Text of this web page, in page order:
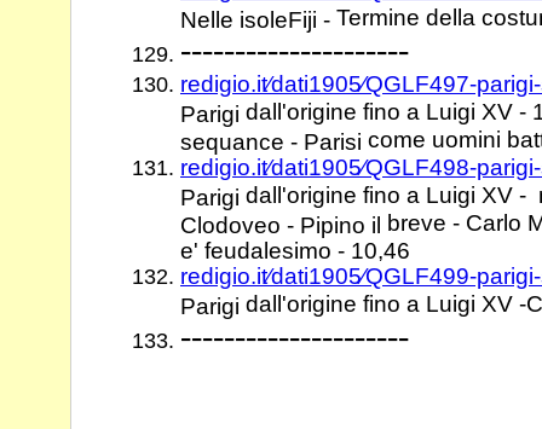
Nelle isoleFiji - Termine della
---------------------
redigio.it⁄dati1905⁄QGLF497-
Parigi dall'origine fino a Luigi XV -
sequance - Parisi come uomini
redigio.it⁄dati1905⁄QGLF498-
Parigi dall'origine fino a Luigi XV -
Clodoveo - Pipino il breve - Carlo
e' feudalesimo - 10,46
redigio.it⁄dati1905⁄QGLF499-
Parigi dall'origine fino a Luigi XV -
---------------------